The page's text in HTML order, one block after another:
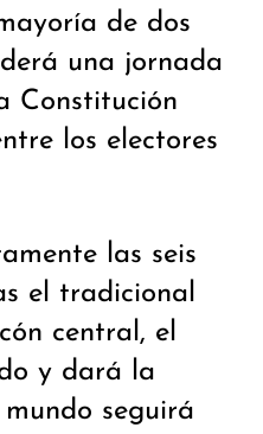
de dos
una jornada
Constitución
los electores
las seis
el tradicional
central, el
y dará la
seguirá